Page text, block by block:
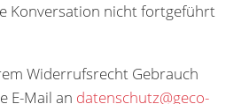
Konversation nicht fortgeführt
Widerrufsrecht Gebrauch
E-Mail an datenschutz@geco-